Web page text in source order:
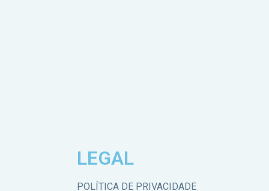
LEGAL
POLÍTICA DE PRIVACIDADE